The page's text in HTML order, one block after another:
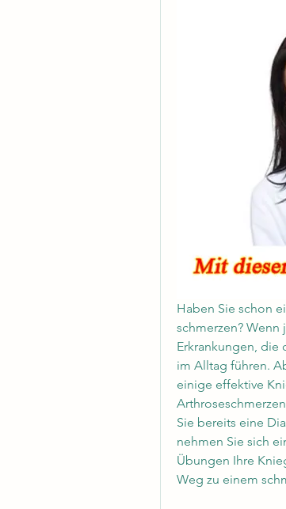
Haben Sie schon
schmerzen?
Erkrankungen, die
im Alltag führen.
einige effektive
Sie bereits eine
nehmen Sie sich
Übungen Ihre
Weg zu einem